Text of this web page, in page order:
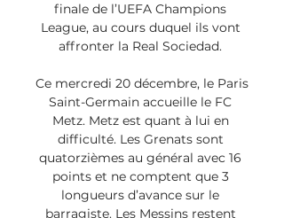
finale de l’UEFA Champions
League, au cours duquel ils vont
affronter la Real Sociedad.
Ce mercredi 20 décembre, le Paris
Saint-Germain accueille le FC
Metz. Metz est quant à lui en
difficulté. Les Grenats sont
quatorzièmes au général avec 16
points et ne comptent que 3
longueurs d’avance sur le
barragiste. Les Messins restent